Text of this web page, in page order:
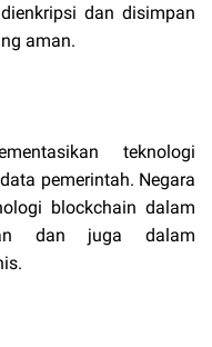
dan disimpan
aman.
teknologi
pemerintah. Negara
blockchain dalam
dan juga dalam